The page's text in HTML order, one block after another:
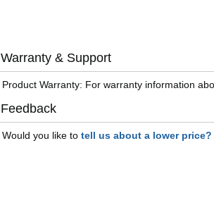
Warranty & Support
Product Warranty: For warranty information
Feedback
Would you like totell us about a lower price?